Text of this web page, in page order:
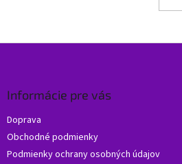
Informácie pre vás
Doprava
Obchodné podmienky
Podmienky ochrany osobných údajov